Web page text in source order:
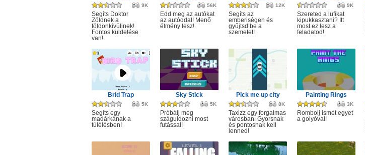
9K
Segíts Doktor
Zöldnek a
földönkívülinek!
Fontos küldetése
van!
56K
Edd meg az autókat
az autóddal! Menő
élmény lesz!
12K
Segíts az
emberiségen és
gyűjtsd be a
szemetet!
9K
Szereted a lufikat
kipukkasztani? Itt
most ez lesz a
feladatod!
Brid Trap
5K
Segíts egy
madárkának a
túlélésben!
Sky Stick
5K
Próbálj meg
száguldozni most
futással!
Pick me up city
8K
Taxizz egy forgalmas
városban. Gyorsnak
és pontosnak kell
lenned!
Painting Rings
3K
Rombolj ismét egyet
a golyóval!